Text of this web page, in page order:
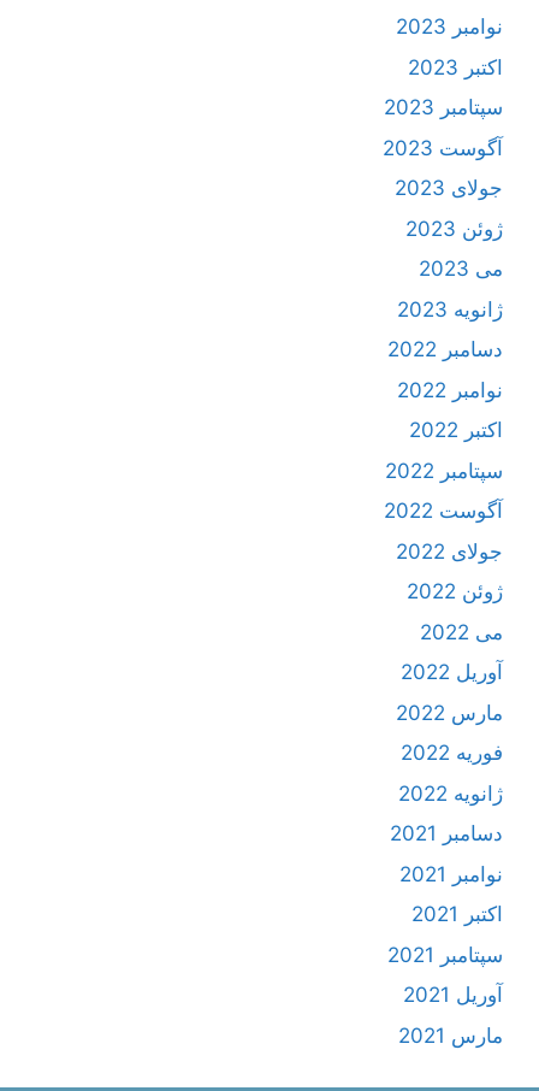
نوامبر 2023
اکتبر 2023
سپتامبر 2023
آگوست 2023
جولای 2023
ژوئن 2023
می 2023
ژانویه 2023
دسامبر 2022
نوامبر 2022
اکتبر 2022
سپتامبر 2022
آگوست 2022
جولای 2022
ژوئن 2022
می 2022
آوریل 2022
مارس 2022
فوریه 2022
ژانویه 2022
دسامبر 2021
نوامبر 2021
اکتبر 2021
سپتامبر 2021
آوریل 2021
مارس 2021